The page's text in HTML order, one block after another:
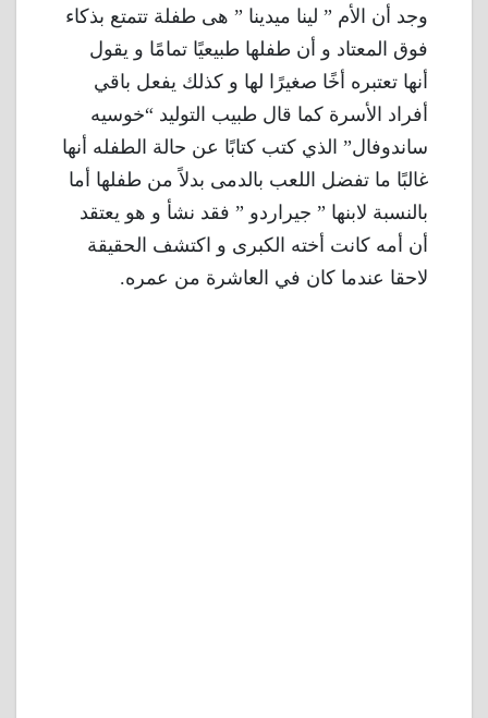
وجد أن الأم ” لينا ميدينا ” هى طفلة تتمتع بذكاء
فوق المعتاد و أن طفلها طبيعيًا تمامًا و يقول
أنها تعتبره أخًا صغيرًا لها و كذلك يفعل باقي
أفراد الأسرة كما قال طبيب التوليد “خوسيه
ساندوفال” الذي كتب كتابًا عن حالة الطفله أنها
غالبًا ما تفضل اللعب بالدمى بدلاً من طفلها أما
بالنسبة لابنها ” جيراردو ” فقد نشأ و هو يعتقد
أن أمه كانت أخته الكبرى و اكتشف الحقيقة
لاحقا عندما كان في العاشرة من عمره.